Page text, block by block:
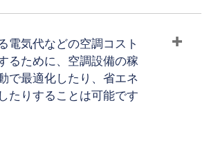
電気代などの空調コスト
るために、空調設備の稼
で最適化したり、省エネ
たりすることは可能です